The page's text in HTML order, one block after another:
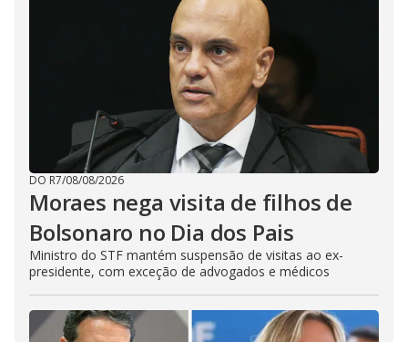
DO R7/08/08/2026
Moraes nega visita de filhos de
Bolsonaro no Dia dos Pais
Ministro do STF mantém suspensão de visitas ao ex-
presidente, com exceção de advogados e médicos